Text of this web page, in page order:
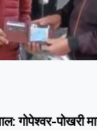
गोपेश्वर-पोखरी